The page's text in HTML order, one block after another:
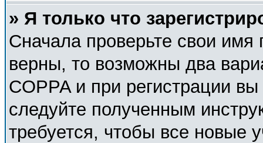
» Я только что
Сначала проверьте свои имя
верны, то возможны два
COPPA и при регистрации
следуйте полученным
требуется, чтобы все новые